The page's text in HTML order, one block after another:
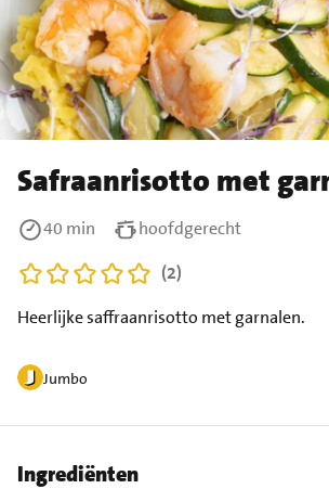
Safraanrisotto met
Jumbo
Heerlijke saffraanrisotto met garnalen.
40 min
hoofdgerecht
(2)
Ingrediënten